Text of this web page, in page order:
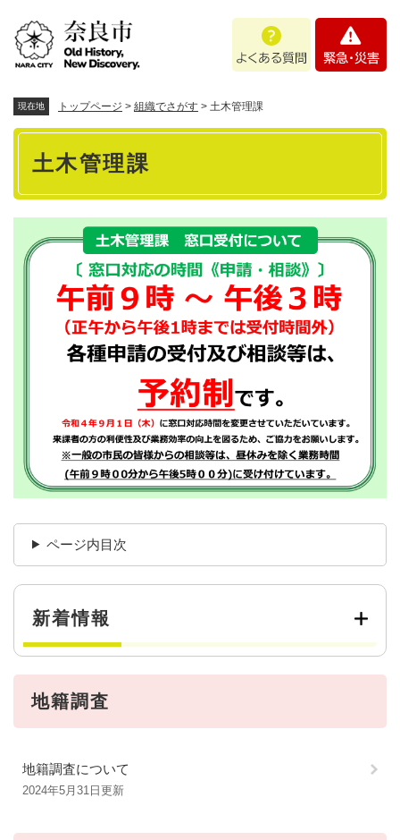
あ
問
・
現在地 トップページ > 組織でさがす > 土木管理課
本
土木管理課
ページ内目次
新着情報
地籍調査
地籍調査について
2024年5月31日更新